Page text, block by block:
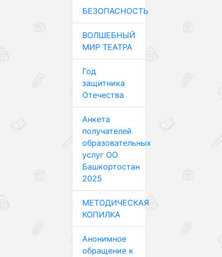
БЕЗОПАСНОСТЬ
ВОЛШЕБНЫЙ
МИР ТЕАТРА
Год
защитника
Отечества
Анкета
получателей
образовательных
услуг ОО
Башкортостан
2025
МЕТОДИЧЕСКАЯ
КОПИЛКА
Анонимное
обращение к